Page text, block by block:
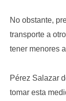
No obstante,
transporte a
tener menores
Pérez Salazar
tomar esta